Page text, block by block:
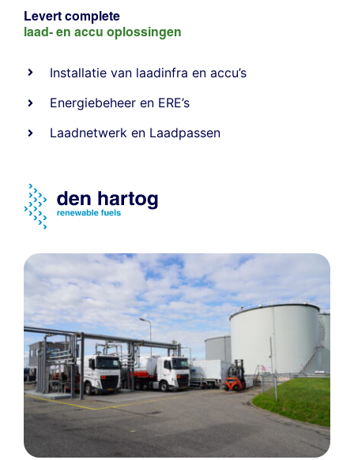
Levert complete
laad- en accu oplossingen
Installatie van laadinfra en accu’s
Energiebeheer en ERE’s
Laadnetwerk en Laadpassen